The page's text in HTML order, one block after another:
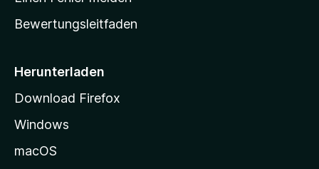
s
i
e
g
Bewertungsleitfaden
Herunterladen
Download Firefox
Windows
macOS